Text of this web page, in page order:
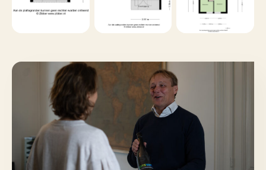
overkapping geplaatst met daaronder een verhoogd
houten vlonderterras, ideaal voor een sfeervolle
De tuin is verder diep doorgetrokken met een groot
grasgazon, een houten zandbak en ruimte voor een
schommel. Aan de linkerzijde valt de speelse
erfafscheiding op, gemaakt van gestapelde
(planten)blokken. Een bestraat looppad leidt je
helemaal naar achteren. Achterin de tuin staat een
stenen berging voorzien van dubbele witte deuren en